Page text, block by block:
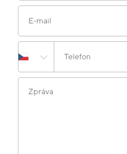
E-mail
Telefon
Zpráva